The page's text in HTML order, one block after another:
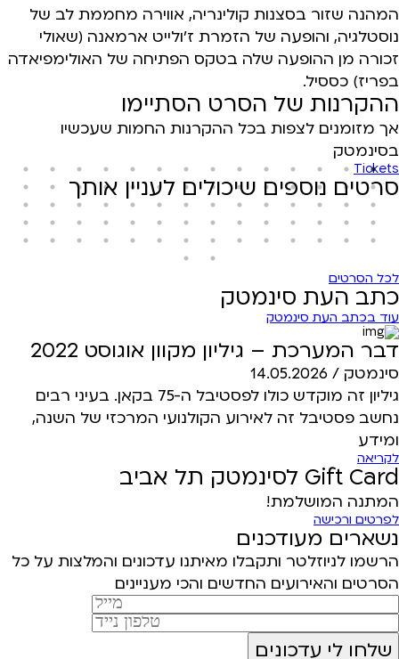
המהנה שזור בסצנות קולינריה, אווירה מחממת לב של
נוסטלגיה, והופעה של הזמרת ז'ולייט ארמאנה (שאולי
זכורה מן ההופעה שלה בטקס הפתיחה של האולימפיאדה
בפריז) כססיל.
ההקרנות של הסרט הסתיימו
אך מזומנים לצפות בכל ההקרנות החמות שעכשיו
בסינמטק
Tickets
סרטים נוספים שיכולים לעניין אותך
לכל הסרטים
כתב העת סינמטק
עוד בכתב העת סינמטק
דבר המערכת – גיליון מקוון אוגוסט 2022
סינמטק / 14.05.2026
גיליון זה מוקדש כולו לפסטיבל ה-75 בקאן. בעיני רבים
נחשב פסטיבל זה לאירוע הקולנועי המרכזי של השנה,
ומידע
לקריאה
Gift Card לסינמטק תל אביב
המתנה המושלמת!
לפרטים ורכישה
נשארים מעודכנים
הרשמו לניוזלטר ותקבלו מאיתנו עדכונים והמלצות על כל
הסרטים והאירועים החדשים והכי מעניינים